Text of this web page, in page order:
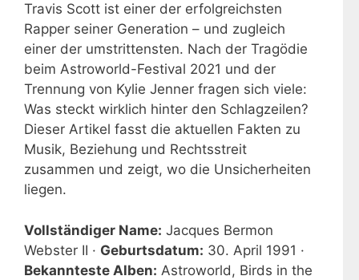
Travis Scott ist einer der erfolgreichsten
Rapper seiner Generation – und zugleich
einer der umstrittensten. Nach der Tragödie
beim Astroworld-Festival 2021 und der
Trennung von Kylie Jenner fragen sich viele:
Was steckt wirklich hinter den Schlagzeilen?
Dieser Artikel fasst die aktuellen Fakten zu
Musik, Beziehung und Rechtsstreit
zusammen und zeigt, wo die Unsicherheiten
liegen.
Vollständiger Name: Jacques Bermon
Webster II · Geburtsdatum: 30. April 1991 ·
Bekannteste Alben: Astroworld, Birds in the